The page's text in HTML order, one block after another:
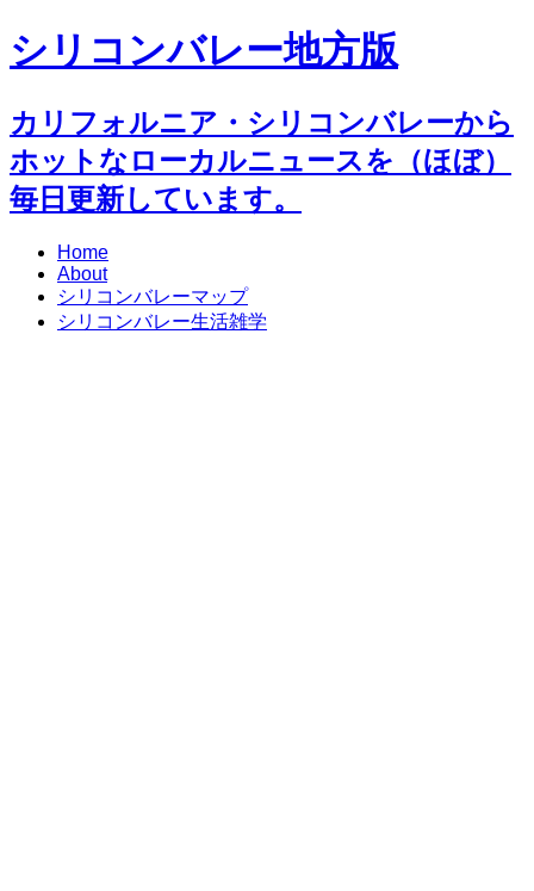
シリコンバレー地方版
カリフォルニア・シリコンバレーから
ホットなローカルニュースを（ほぼ）
毎日更新しています。
Home
About
シリコンバレーマップ
シリコンバレー生活雑学